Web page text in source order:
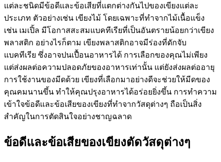
แต่ละชนิดมีข้อดีและข้อเสียที่แตกต่างกันไปของเขียงแต่ละ
ประเภท ตัวอย่างเช่น เขียงไม้ โดยเฉพาะที่ทำจากไม้เนื้อแข็ง
เช่น เมเปิ้ล มีโอกาสสะสมแบคทีเรียที่เป็นอันตรายน้อยกว่าเขียง
พลาสติก อย่างไรก็ตาม เขียงพลาสติกอาจมีร่องที่ดักจับ
แบคทีเรีย ซึ่งอาจปนเปื้อนอาหารได้ การเลือกของคุณไม่เพียง
แต่ส่งผลต่อความปลอดภัยของอาหารเท่านั้น แต่ยังส่งผลต่ออายุ
การใช้งานของมีดด้วย เขียงที่เลือกมาอย่างดีจะช่วยให้มีดของ
คุณคมนานขึ้น ทำให้คุณปรุงอาหารได้อร่อยยิ่งขึ้น การทำความ
เข้าใจข้อดีและข้อเสียของเขียงที่ทำจากวัสดุต่างๆ ถือเป็นสิ่ง
สำคัญในการตัดสินใจอย่างชาญฉลาด
ข้อดีและข้อเสียของเขียงตัดวัสดุต่างๆ